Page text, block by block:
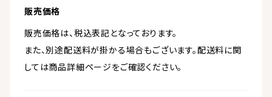
販売価格
販売価格は、税込表記となっております。
また、別途配送料が掛かる場合もございます。配送料に関
しては商品詳細ページをご確認ください。